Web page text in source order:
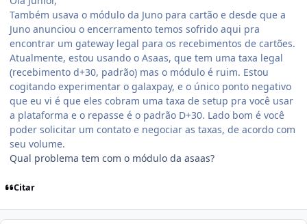
Também usava o módulo da Juno para cartão e desde que a
Juno anunciou o encerramento temos sofrido aqui pra
encontrar um gateway legal para os recebimentos de cartões.
Atualmente, estou usando o Asaas, que tem uma taxa legal
(recebimento d+30, padrão) mas o módulo é ruim. Estou
cogitando experimentar o galaxpay, e o único ponto negativo
que eu vi é que eles cobram uma taxa de setup pra você usar
a plataforma e o repasse é o padrão D+30. Lado bom é você
poder solicitar um contato e negociar as taxas, de acordo com
seu volume.
Qual problema tem com o módulo da asaas?
Citar